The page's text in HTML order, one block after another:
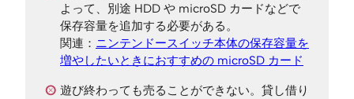
よって、別途 HDD や microSD カードなどで
保存容量を追加する必要がある。
関連： ニンテンドースイッチ本体の保存容量を
増やしたいときにおすすめの microSD カード
遊び終わっても売ることができない。貸し借り